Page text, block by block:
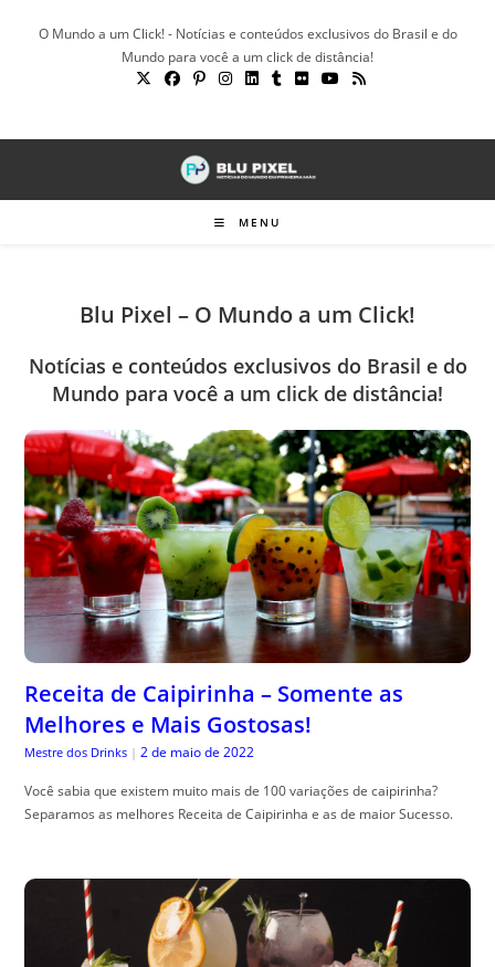
O Mundo a um Click! - Notícias e conteúdos exclusivos do Brasil e do
Mundo para você a um click de distância!
MENU
Blu Pixel – O Mundo a um Click!
Notícias e conteúdos exclusivos do Brasil e do
Mundo para você a um click de distância!
Receita de Caipirinha – Somente as
Melhores e Mais Gostosas!
Mestre dos Drinks | 2 de maio de 2022
Você sabia que existem muito mais de 100 variações de caipirinha?
Separamos as melhores Receita de Caipirinha e as de maior Sucesso.